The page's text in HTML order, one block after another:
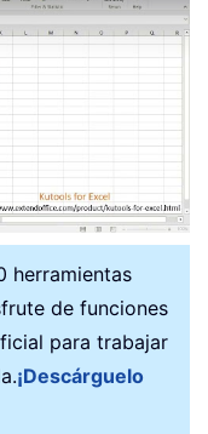
herramientas
de funciones
para trabajar
¡Descárguelo